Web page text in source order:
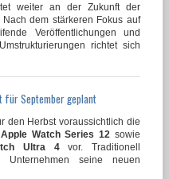
weiter an der Zukunft der
. Nach dem stärkeren Fokus auf
Veröffentlichungen und
richtet sich
für September geplant
den Herbst voraussichtlich die
Apple Watch Series 12 sowie
Ultra 4vor. Traditionell
Unternehmen seine neuen